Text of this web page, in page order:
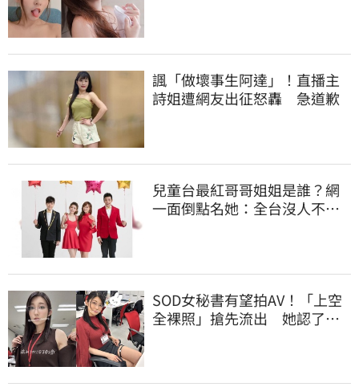
諷「做壞事生阿達」！直播主
詩姐遭網友出征怒轟 急道歉
兒童台最紅哥哥姐姐是誰？網
一面倒點名她：全台沒人不認
SOD女秘書有望拍AV！「上空
全裸照」搶先流出 她認了：